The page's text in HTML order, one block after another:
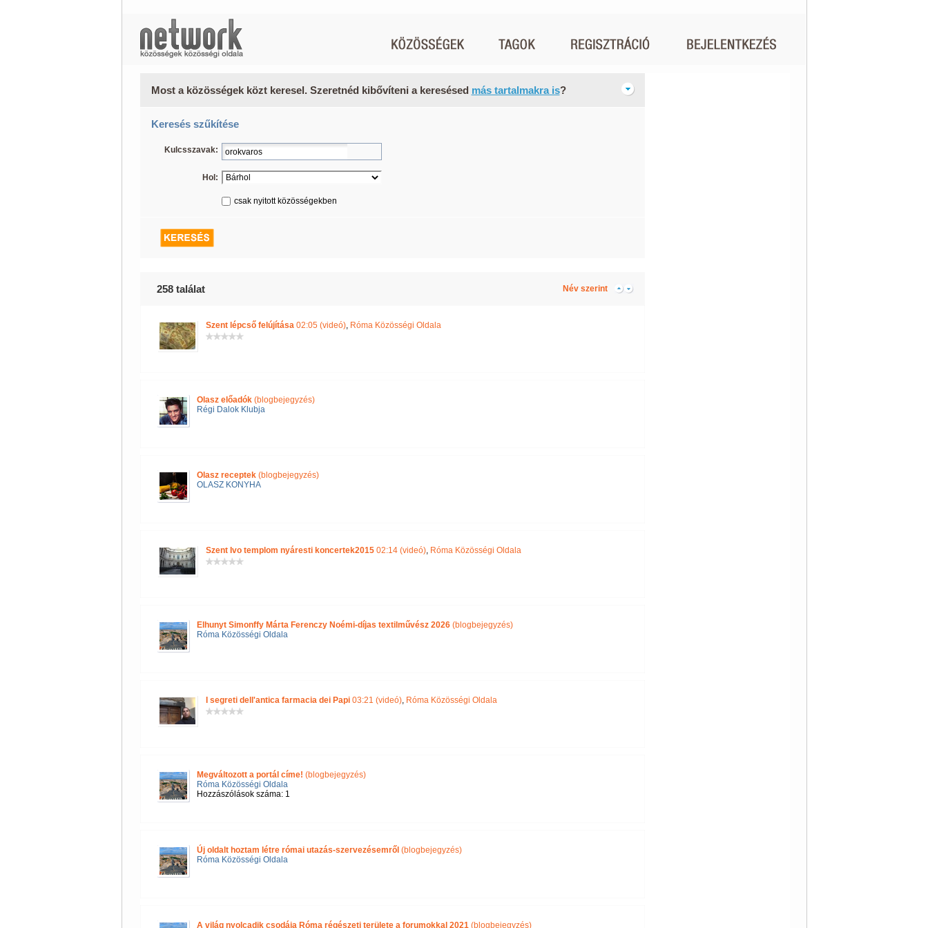
Most a közösségek közt keresel. Szeretnéd kibővíteni a keresésed más tartalmakra is?
Keresés szűkítése
Kulcsszavak:
Hol:
csak nyitott közösségekben
258 találat Név szerint
Szent lépcső felújítása02:05 (videó), Róma Közösségi Oldala
Olasz előadók(blogbejegyzés)
Régi Dalok Klubja
Olasz receptek(blogbejegyzés)
OLASZ KONYHA
Szent Ivo templom nyáresti koncertek201502:14 (videó), Róma Közösségi Oldala
Elhunyt Simonffy Márta Ferenczy Noémi-díjas textilművész 2026(blogbejegyzés)
Róma Közösségi Oldala
I segreti dell'antica farmacia dei Papi03:21 (videó), Róma Közösségi Oldala
Megváltozott a portál címe! (blogbejegyzés)
Róma Közösségi Oldala
Hozzászólások száma: 1
Új oldalt hoztam létre római utazás-szervezésemről (blogbejegyzés)
Róma Közösségi Oldala
A világ nyolcadik csodája Róma régészeti területe a forumokkal 2021(blogbejegyzés)